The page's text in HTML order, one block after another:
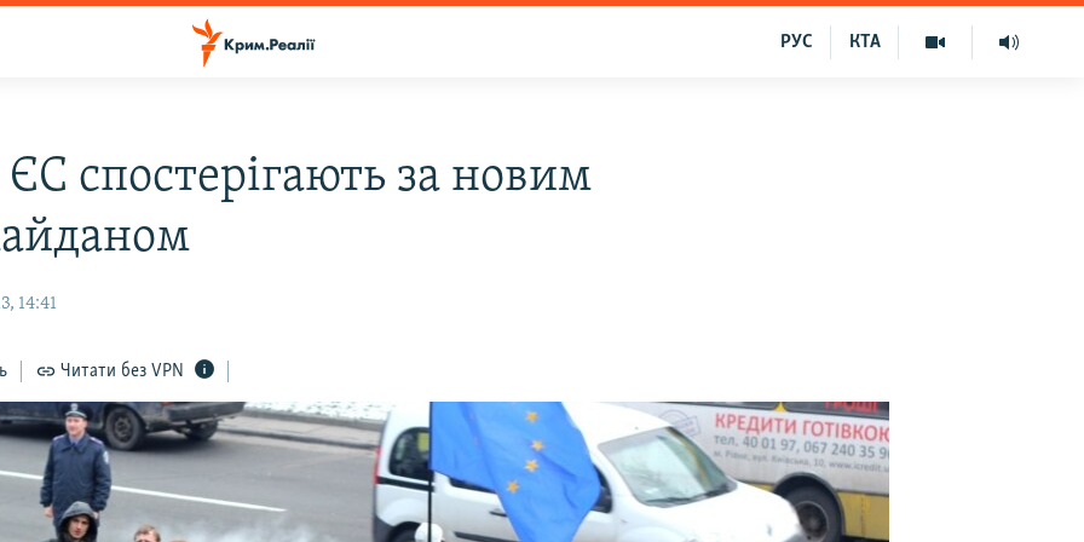
КТА
РУС
спостерігають за новим
14:41
Читати без VPN